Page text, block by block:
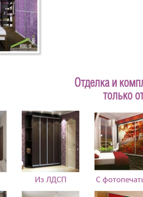
Отделка и
только
Из ЛДСП С